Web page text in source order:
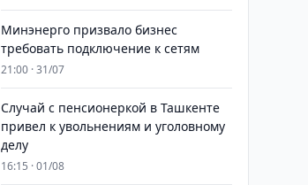
Минэнерго призвало бизнес
требовать подключение к сетям
21:00 · 31/07
Случай с пенсионеркой в Ташкенте
привел к увольнениям и уголовному
делу
16:15 · 01/08